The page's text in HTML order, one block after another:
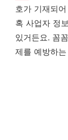
호가 기재되
혹 사업자 정
있거든요. 꼼
제를 예방하